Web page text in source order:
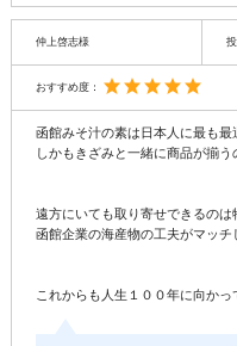
仲上啓志様
おすすめ度：
函館みそ汁の素は日本人に最も最
しかもきざみと一緒に商品が揃う
遠方にいても取り寄せできるのは
函館企業の海産物の工夫がマッチ
これからも人生１００年に向かっ